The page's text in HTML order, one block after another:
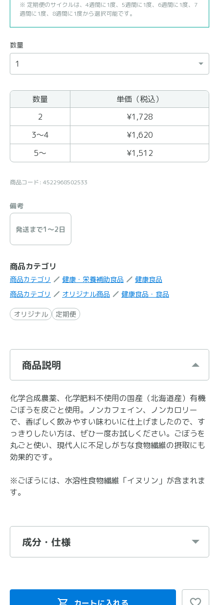
※ 定期便のサイクルは、4週間に1度、5週間に1度、6週間に1度、7
週間に1度、8週間に1度から選択可能です。
数量
まとめ買いの商品
数量
単価（税込）
2
¥1,728
3〜4
¥1,620
5〜
¥1,512
商品コード: 4522968502533
備考
発送まで1〜2日
商品カテゴリ
商品カテゴリ 健康・栄養補助食品
健康食品
商品カテゴリ
オリジナル商品 健康食品・食品
オリジナル 定期便
商品説明
化学合成農薬、化学肥料不使用の国産（北海道産）有機
ごぼうを皮ごと使用。ノンカフェイン、ノンカロリー
で、香ばしく飲みやすい味わいに仕上げましたので、す
っきりしたい方は、ぜひ一度お試しください。ごぼうを
丸ごと使い、現代人に不足しがちな食物繊維の摂取にも
効果的です。
※ごぼうには、水溶性食物繊維「イヌリン」が含まれま
す。
成分・仕様